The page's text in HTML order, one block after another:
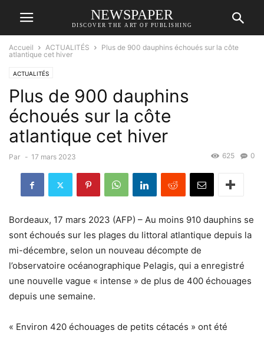
NEWSPAPER
DISCOVER THE ART OF PUBLISHING
Accueil ACTUALITÉS
Plus de 900 dauphins échoués sur la côte
atlantique cet hiver
ACTUALITÉS
Plus de 900 dauphins
échoués sur la côte
atlantique cet hiver
Par - 17 mars 2023 0
625
Bordeaux, 17 mars 2023 (AFP) – Au moins 910 dauphins se
sont échoués sur les plages du littoral atlantique depuis la
mi-décembre, selon un nouveau décompte de
l’observatoire océanographique Pelagis, qui a enregistré
une nouvelle vague « intense » de plus de 400 échouages
depuis une semaine.
« Environ 420 échouages de petits cétacés » ont été